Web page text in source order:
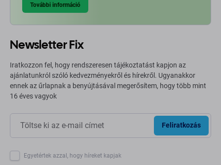
További információ
Newsletter Fix
Iratkozzon fel, hogy rendszeresen tájékoztatást kapjon az
ajánlatunkról szóló kedvezményekről és hírekről. Ugyanakkor
ennek az űrlapnak a benyújtásával megerősítem, hogy több mint
16 éves vagyok
Feliratkozás
Egyetértek azzal, hogy híreket kapjak